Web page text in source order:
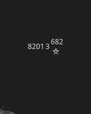
8201 3682